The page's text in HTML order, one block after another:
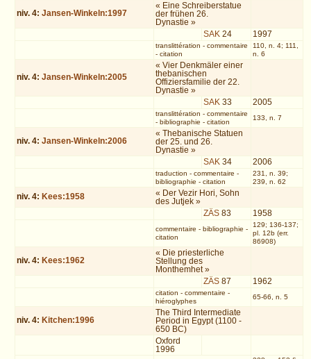
niv. 4:Jansen-Winkeln:1997
« Eine Schreiberstatue
der frühen 26.
Dynastie »
SAK 24 1997
translittération - commentaire
- citation
110, n. 4; 111,
n. 6
niv. 4:Jansen-Winkeln:2005
« Vier Denkmäler einer
thebanischen
Offiziersfamilie der 22.
Dynastie »
SAK 33 2005
translittération - commentaire
- bibliographie - citation
133, n. 7
niv. 4:Jansen-Winkeln:2006
« Thebanische Statuen
der 25. und 26.
Dynastie »
SAK 34 2006
traduction - commentaire -
bibliographie - citation
231, n. 39;
239, n. 62
niv. 4: Kees:1958
« Der Vezir Hori, Sohn
des Jutjek »
ZÄS 83 1958
commentaire - bibliographie -
citation
129; 136-137;
pl. 12b (err.
86908)
niv. 4: Kees:1962
« Die priesterliche
Stellung des
Monthemhet »
ZÄS 87 1962
citation - commentaire -
hiéroglyphes
65-66, n. 5
niv. 4: Kitchen:1996
The Third Intermediate
Period in Egypt (1100 -
650 BC)
Oxford
1996